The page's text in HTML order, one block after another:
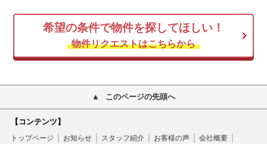
希望の条件で物件を探してほしい！
物件リクエストはこちらから
このページの先頭へ
【コンテンツ】
トップページ お知らせ スタッフ紹介 お客様の声
会社概要